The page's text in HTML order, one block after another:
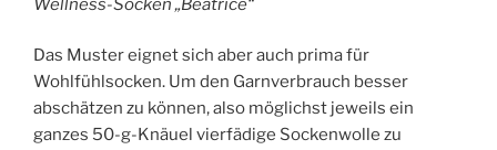
Wellness-Socken „Beatrice“
Das Muster eignet sich aber auch prima für
Wohlfühlsocken. Um den Garnverbrauch besser
abschätzen zu können, also möglichst jeweils ein
ganzes 50-g-Knäuel vierfädige Sockenwolle zu